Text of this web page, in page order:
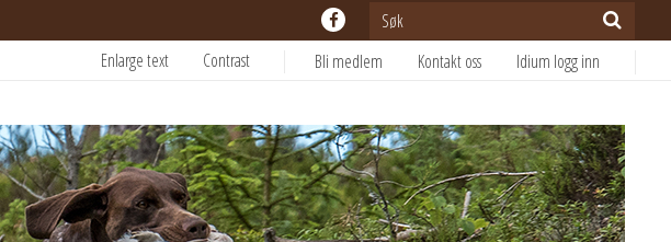
Enlarge text Contrast Bli medlem Kontakt oss Idium logg inn